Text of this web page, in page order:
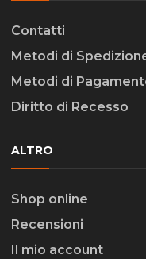
Contatti
Metodi di
Metodi di
Diritto di Recesso
ALTRO
Shop online
Recensioni
Il mio account